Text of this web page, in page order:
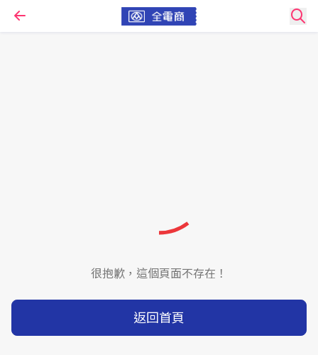
很抱歉，這個頁面不存在！
返回首頁